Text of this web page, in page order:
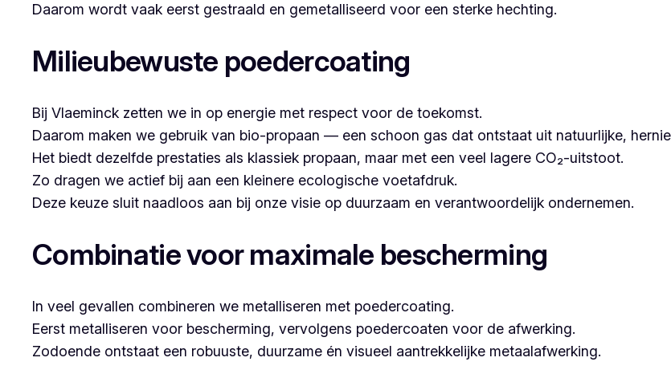
Daarom wordt vaak eerst gestraald en gemetalliseerd voor een sterke hechting.
Milieubewuste poedercoating
Bij Vlaeminck zetten we in op energie met respect voor de toekomst.
Daarom maken we gebruik van bio-propaan — een schoon gas dat ontstaat uit natuurlijke,
Het biedt dezelfde prestaties als klassiek propaan, maar met een veel lagere CO₂-uitstoot.
Zo dragen we actief bij aan een kleinere ecologische voetafdruk.
Deze keuze sluit naadloos aan bij onze visie op duurzaam en verantwoordelijk ondernemen.
Combinatie voor maximale bescherming
In veel gevallen combineren we metalliseren met poedercoating.
Eerst metalliseren voor bescherming, vervolgens poedercoaten voor de afwerking.
Zodoende ontstaat een robuuste, duurzame én visueel aantrekkelijke metaalafwerking.